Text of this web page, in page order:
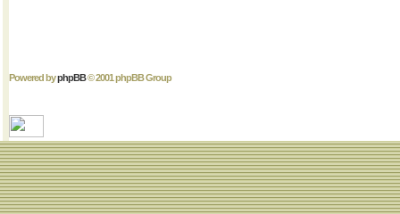
Powered byphpBB© 2001 phpBB Group